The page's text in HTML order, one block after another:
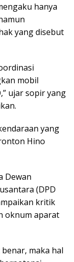
hanya
yang disebut
mobil
ujar sopir yang
yang
Hino
Dewan
(DPD
kritik
oknum aparat
maka hal